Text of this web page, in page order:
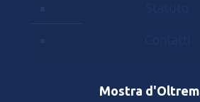
Statuto
Contatti
Mostra